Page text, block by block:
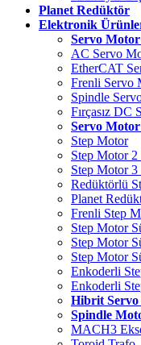
Planet Redüktör
Elektronik
Servo
AC Servo
EtherCAT
Frenli Servo
Spindle
Fırçasız DC
Servo
Step Motor
Step Motor 2
Step Motor 3
Redüktörlü
Planet
Frenli Step
Step Motor
Step Motor
Step Motor
Enkoderli
Enkoderli
Hibrit Servo
Spindle
MACH3